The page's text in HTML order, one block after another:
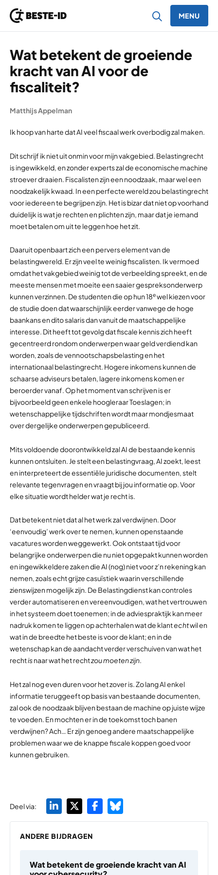
MENU
Wat betekent de groeiende
kracht van AI voor de
fiscaliteit?
Matthijs Appelman
Ik hoop van harte dat AI veel fiscaal werk overbodig zal maken.
Dit schrijf ik niet uit onmin voor mijn vakgebied. Belastingrecht
is ingewikkeld, en zonder experts zal de economische machine
stroever draaien. Fiscalisten zijn een noodzaak, maar wel een
noodzakelijk kwaad. In een perfecte wereld zou belastingrecht
voor iedereen te begrijpen zijn. Het is bizar dat niet op voorhand
duidelijk is wat je rechten en plichten zijn, maar dat je iemand
moet betalen om uit te leggen hoe het zit.
Daaruit openbaart zich een pervers element van de
belastingwereld. Er zijn veel te weinig fiscalisten. Ik vermoed
omdat het vakgebied weinig tot de verbeelding spreekt, en de
meeste mensen met moeite een saaier gespreksonderwerp
kunnen verzinnen. De studenten die op hun 18ewel kiezen voor
de studie doen dat waarschijnlijk eerder vanwege de hoge
baankans en dito salaris dan vanuit de maatschappelijke
interesse. Dit heeft tot gevolg dat fiscale kennis zich heeft
gecentreerd rondom onderwerpen waar geld verdiend kan
worden, zoals de vennootschapsbelasting en het
internationaal belastingrecht. Hogere inkomens kunnen de
schaarse adviseurs betalen, lagere inkomens komen er
beroerder vanaf. Op het moment van schrijven is er
bijvoorbeeld geen enkele hoogleraar Toeslagen; in
wetenschappelijke tijdschriften wordt maar mondjesmaat
over dergelijke onderwerpen gepubliceerd.
Mits voldoende doorontwikkeld zal AI de bestaande kennis
kunnen ontsluiten. Je stelt een belastingvraag, AI zoekt, leest
en interpreteert de essentiële juridische documenten, stelt
relevante tegenvragen en vraagt bij jou informatie op. Voor
elke situatie wordt helder wat je recht is.
Dat betekent niet dat al het werk zal verdwijnen. Door
‘eenvoudig’ werk over te nemen, kunnen openstaande
vacatures worden weggewerkt. Ook ontstaat tijd voor
belangrijke onderwerpen die nu niet opgepakt kunnen worden
en ingewikkeldere zaken die AI (nog) niet voor z’n rekening kan
nemen, zoals echt grijze casuïstiek waarin verschillende
zienswijzen mogelijk zijn. De Belastingdienst kan controles
verder automatiseren en vereenvoudigen, wat het vertrouwen
in het systeem doet toenemen; in de adviespraktijk kan meer
nadruk komen te liggen op achterhalen wat de klantechtwil en
wat in de breedte het beste is voor de klant; en in de
wetenschap kan de aandacht verder verschuiven van wat het
rechtisnaar wat het rechtzou moeten zijn.
Het zal nog even duren voor het zover is. Zo lang AI enkel
informatie teruggeeft op basis van bestaande documenten,
zal ook de noodzaak blijven bestaan de machine op juiste wijze
te voeden. En mochten er in de toekomst toch banen
verdwijnen? Ach… Er zijn genoeg andere maatschappelijke
problemen waar we de knappe fiscale koppen goed voor
kunnen gebruiken.
Deel via:
ANDERE BIJDRAGEN
Wat betekent de groeiende kracht van AI